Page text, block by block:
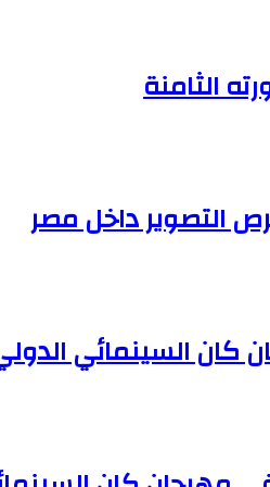
الثامنة
التصوير داخل مصر
كان السينمائي